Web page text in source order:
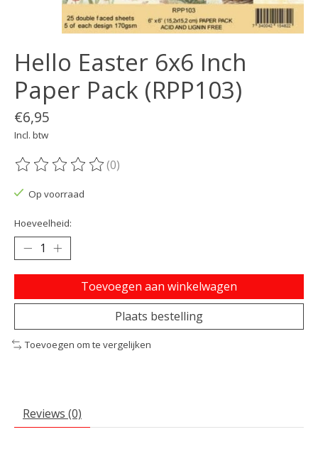
Hello Easter 6x6 Inch
Paper Pack (RPP103)
€6,95
Incl. btw
De beoordeling van dit product is
(0)
Op voorraad
Hoeveelheid:
Toevoegen aan winkelwagen
Plaats bestelling
Toevoegen om te vergelijken
Reviews (0)